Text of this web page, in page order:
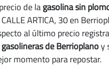
de lagasolina sin
ARTICA, 30 en
al último precio
de Berrioplanoy
momento para repostar.